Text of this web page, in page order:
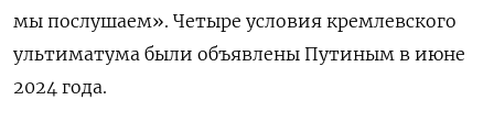
мы послушаем». Четыре условия кремлевского
ультиматума были объявлены Путиным в июне
2024 года.